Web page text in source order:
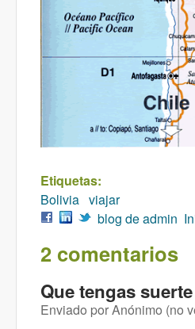
Etiquetas:
Bolivia viajar
blog de admin
2 comentarios
Que tengas
Enviado porAnónimo (no